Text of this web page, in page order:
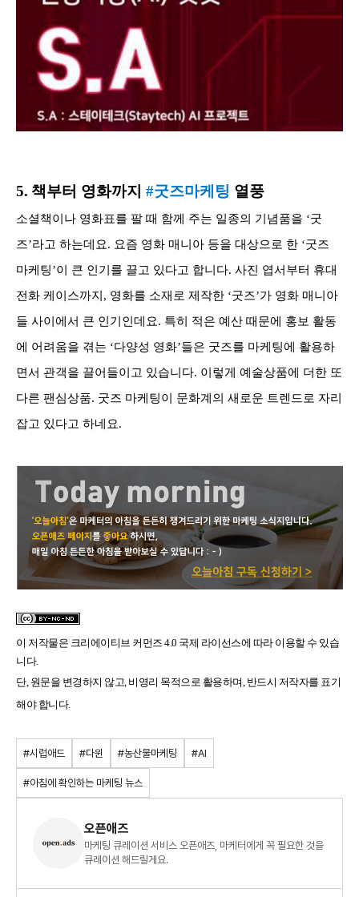
5. 책부터 영화까지 #굿즈마케팅 열풍
소셜책이나 영화표를 팔 때 함께 주는 일종의 기념품을 ‘굿
즈’라고 하는데요. 요즘 영화 매니아 등을 대상으로 한 ‘굿즈
마케팅’이 큰 인기를 끌고 있다고 합니다. 사진 엽서부터 휴대
전화 케이스까지, 영화를 소재로 제작한 ‘굿즈’가 영화 매니아
들 사이에서 큰 인기인데요. 특히 적은 예산 때문에 홍보 활동
에 어려움을 겪는 ‘다양성 영화’들은 굿즈를 마케팅에 활용하
면서 관객을 끌어들이고 있습니다. 이렇게 예술상품에 더한 또
다른 팬심상품. 굿즈 마케팅이 문화계의 새로운 트렌드로 자리
잡고 있다고 하네요.
이 저작물은 크리에이티브 커먼즈 4.0 국제 라이선스에 따라 이용할 수 있습
니다.
단, 원문을 변경하지 않고, 비영리 목적으로 활용하며, 반드시 저작자를 표기
해야 합니다.
#시럽애드 #다윈 #농산물마케팅 #AI
#아침에 확인하는 마케팅 뉴스
오픈애즈
마케팅 큐레이션 서비스 오픈애즈, 마케터에게 꼭 필요한 것을
큐레이션 해드릴게요.